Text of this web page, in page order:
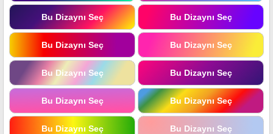
Bu Dizaynı Seç Bu Dizaynı Seç
Bu Dizaynı Seç Bu Dizaynı Seç
Bu Dizaynı Seç Bu Dizaynı Seç
Bu Dizaynı Seç Bu Dizaynı Seç
Bu Dizaynı Seç Bu Dizaynı Seç